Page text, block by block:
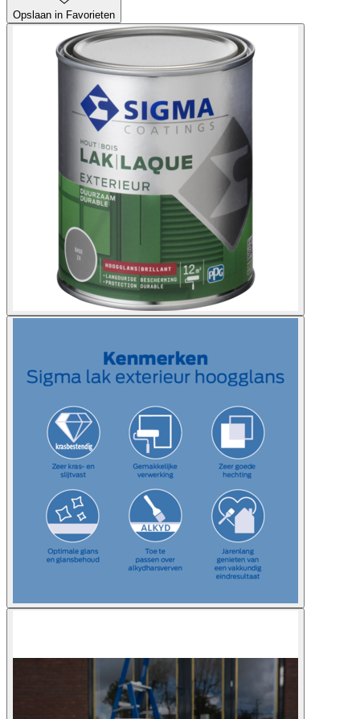
Opslaan in Favorieten